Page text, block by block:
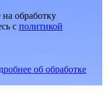
обработку
c политикой
об обработке